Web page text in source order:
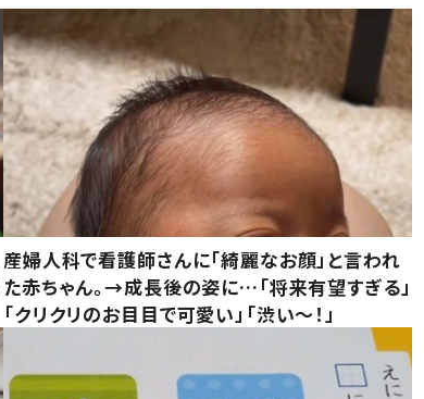
産婦人科で看護師さんに「綺麗なお顔」と言われ
た赤ちゃん。→成長後の姿に…「将来有望すぎる」
「クリクリのお目目で可愛い」「渋い～！」